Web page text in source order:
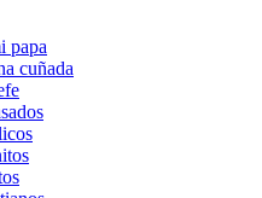
papa
cuñada